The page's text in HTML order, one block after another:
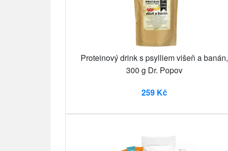
Proteinový drink s psylliem višeň a banán,
300 g Dr. Popov
259 Kč